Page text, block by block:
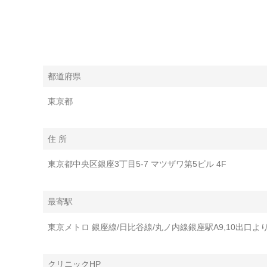
都道府県
東京都
住 所
東京都中央区銀座3丁目5-7 マツザワ第5ビル 4F
最寄駅
東京メトロ 銀座線/⽇⽐⾕線/丸ノ内線銀座駅A9,10出⼝よ
クリニックHP